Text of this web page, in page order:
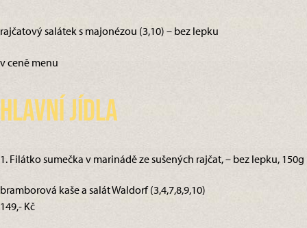
rajčatový salátek s majonézou (3,10) – bez lepku
v ceně menu
Hlavní jídla
1. Filátko sumečka v marinádě ze sušených rajčat, – bez lepku, 150g
bramborová kaše a salát Waldorf (3,4,7,8,9,10)
149,- Kč